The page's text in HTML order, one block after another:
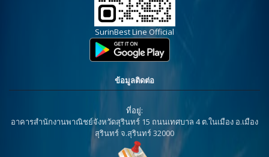
SurinBest Line Official
ข้อมูลติดต่อ
ที่อยู่:
อาคารสำนักงานพาณิชย์จังหวัดสุรินทร์ 15 ถนนเทศบาล 4 ต.ในเมือง อ.เมือง
สุรินทร์ จ.สุรินทร์ 32000